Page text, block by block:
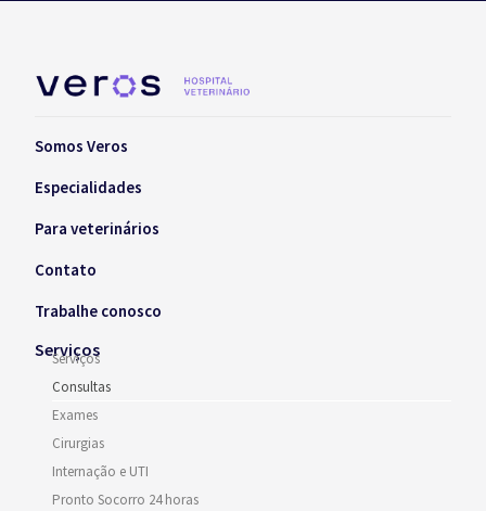
Somos Veros
Especialidades
Para veterinários
Contato
Trabalhe conosco
Serviços
Serviços
Consultas
Exames
Cirurgias
Internação e UTI
Pronto Socorro 24 horas